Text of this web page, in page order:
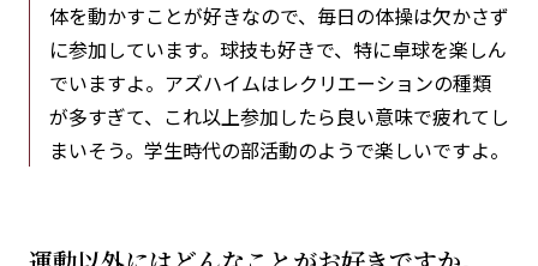
体を動かすことが好きなので、毎日の体操は欠かさず
に参加しています。球技も好きで、特に卓球を楽しん
でいますよ。アズハイムはレクリエーションの種類
が多すぎて、これ以上参加したら良い意味で疲れてし
まいそう。学生時代の部活動のようで楽しいですよ。